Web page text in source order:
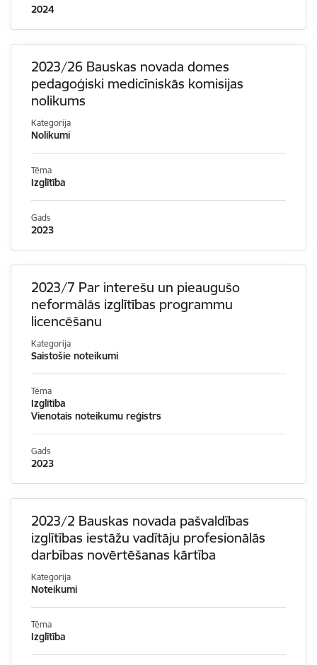
2024
2023/26 Bauskas novada domes
pedagoģiski medicīniskās komisijas
nolikums
Kategorija
Nolikumi
Tēma
Izglītība
Gads
2023
2023/7 Par interešu un pieaugušo
neformālās izglītības programmu
licencēšanu
Kategorija
Saistošie noteikumi
Tēma
Izglītība
Vienotais noteikumu reģistrs
Gads
2023
2023/2 Bauskas novada pašvaldības
izglītības iestāžu vadītāju profesionālās
darbības novērtēšanas kārtība
Kategorija
Noteikumi
Tēma
Izglītība